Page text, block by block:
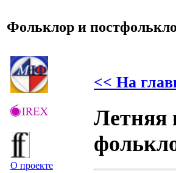
Фольклор и
О проекте
<< На
Летняя